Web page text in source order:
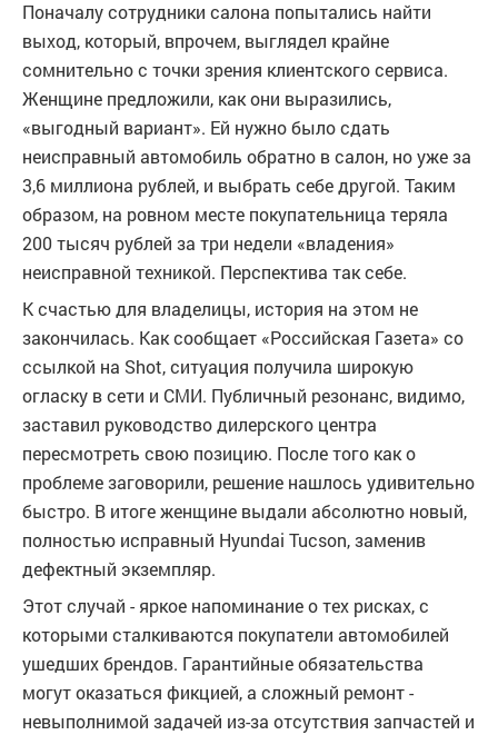
Поначалу сотрудники салона попытались найти
выход, который, впрочем, выглядел крайне
сомнительно с точки зрения клиентского сервиса.
Женщине предложили, как они выразились,
«выгодный вариант». Ей нужно было сдать
неисправный автомобиль обратно в салон, но уже за
3,6 миллиона рублей, и выбрать себе другой. Таким
образом, на ровном месте покупательница теряла
200 тысяч рублей за три недели «владения»
неисправной техникой. Перспектива так себе.
К счастью для владелицы, история на этом не
закончилась. Как сообщает «Российская Газета» со
ссылкой на Shot, ситуация получила широкую
огласку в сети и СМИ. Публичный резонанс, видимо,
заставил руководство дилерского центра
пересмотреть свою позицию. После того как о
проблеме заговорили, решение нашлось удивительно
быстро. В итоге женщине выдали абсолютно новый,
полностью исправный Hyundai Tucson, заменив
дефектный экземпляр.
Этот случай - яркое напоминание о тех рисках, с
которыми сталкиваются покупатели автомобилей
ушедших брендов. Гарантийные обязательства
могут оказаться фикцией, а сложный ремонт -
невыполнимой задачей из-за отсутствия запчастей и